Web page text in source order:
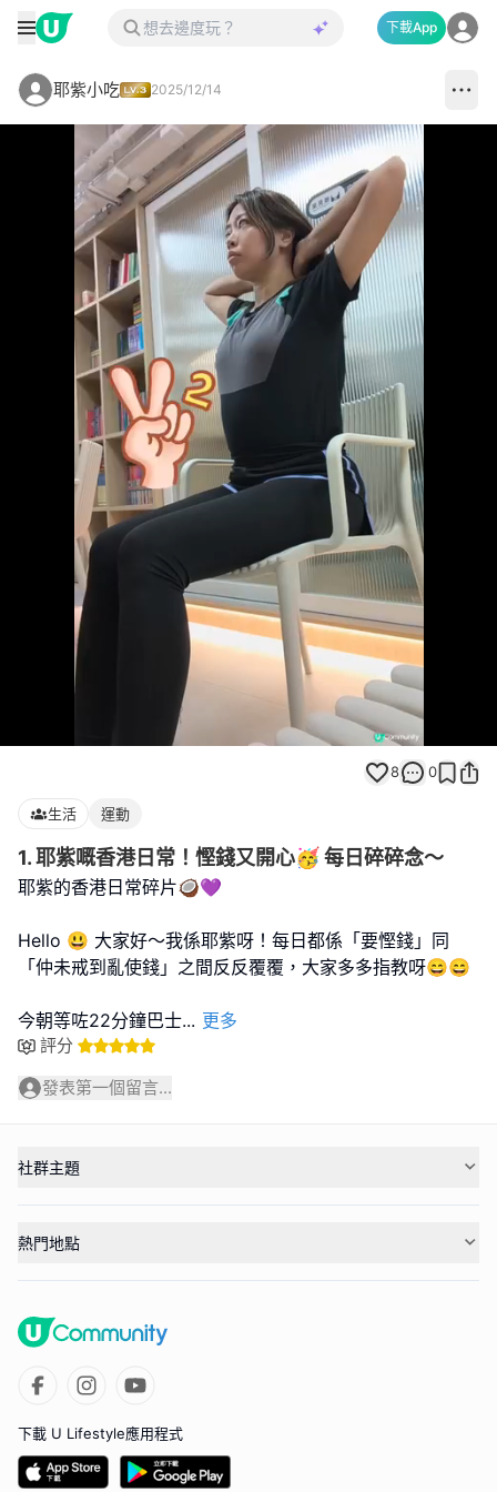
下載App
耶紫小吃 2025/12/14
80.00%
8 0
生活 運動
1. 耶紫嘅香港日常！慳錢又開心🥳 每日碎碎念～
耶紫的香港日常碎片🥥💜
Hello 😃 大家好～我係耶紫呀！每日都係「要慳錢」同
「仲未戒到亂使錢」之間反反覆覆，大家多多指教呀😄😄
今朝等咗22分鐘巴士... 更多
評分
發表第一個留言...
社群主題
熱門地點
下載 U Lifestyle應用程式